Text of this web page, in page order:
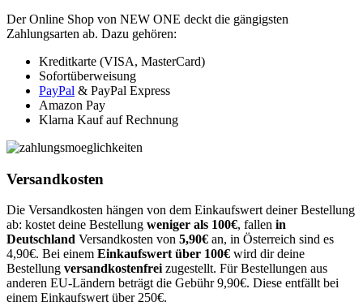
Der Online Shop von NEW ONE deckt die gängigsten
Zahlungsarten ab. Dazu gehören:
Kreditkarte (VISA, MasterCard)
Sofortüberweisung
PayPal & PayPal Express
Amazon Pay
Klarna Kauf auf Rechnung
Versandkosten
Die Versandkosten hängen von dem Einkaufswert deiner Bestellung
ab: kostet deine Bestellung weniger als 100€, fallen in
Deutschland Versandkosten von 5,90€ an, in Österreich sind es
4,90€. Bei einem Einkaufswert über 100€ wird dir deine
Bestellung versandkostenfrei zugestellt. Für Bestellungen aus
anderen EU-Ländern beträgt die Gebühr 9,90€. Diese entfällt bei
einem Einkaufswert über 250€.